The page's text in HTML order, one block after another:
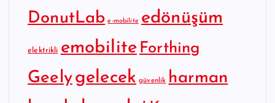
DonutLab e-mobilite edönüşüm
elektrikli emobilite Forthing
Geelygelecek güvenlik harman